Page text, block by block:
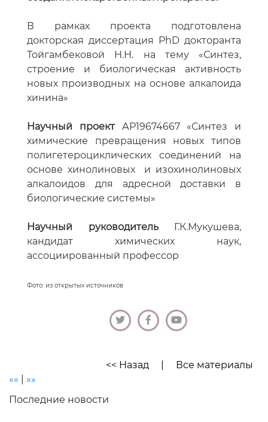
В рамках проекта подготовлена
докторская диссертация PhD докторанта
Тойгамбековой Н.Н. на тему «Синтез,
строение и биологическая активность
новых производных на основе алкалоида
хинина»
Научный проектАР19674667 «Синтез и
химические превращения новых типов
полигетероциклических соединений на
основе хинолиновых и изохинолиновых
алкалоидов для адресной доставки в
биологические системы»
Научный руководитель
Г.К.Мукушева,
кандидат химических наук,
ассоциированный профессор
Фото: из открытых источников
<< Назад
Все материалы
««
»»
Последние новости